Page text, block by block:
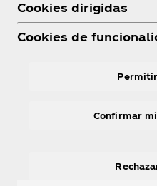
Linkedin
Cookies dirigidas
Cookies de
Confirmar